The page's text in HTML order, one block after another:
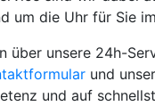
um die Uhr für Sie
über unsere 24h-
und
und auf